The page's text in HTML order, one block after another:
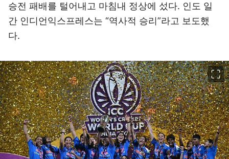
승전 패배를 털어내고 마침내 정상에 섰다. 인도 일
간 인디언익스프레스는 “역사적 승리”라고 보도했
다.